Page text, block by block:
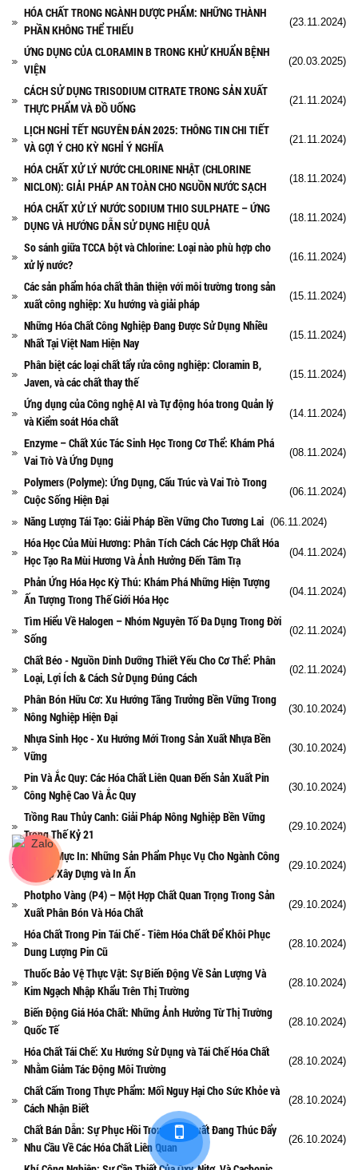
HÓA CHẤT TRONG NGÀNH DƯỢC PHẨM: NHỮNG THÀNH
PHẦN KHÔNG THỂ THIẾU
(23.11.2024)
ỨNG DỤNG CỦA CLORAMIN B TRONG KHỬ KHUẨN BỆNH
VIỆN
(20.03.2025)
CÁCH SỬ DỤNG TRISODIUM CITRATE TRONG SẢN XUẤT
THỰC PHẨM VÀ ĐỒ UỐNG
(21.11.2024)
LỊCH NGHỈ TẾT NGUYÊN ĐÁN 2025: THÔNG TIN CHI TIẾT
VÀ GỢI Ý CHO KỲ NGHỈ Ý NGHĨA
(21.11.2024)
HÓA CHẤT XỬ LÝ NƯỚC CHLORINE NHẬT (CHLORINE
NICLON): GIẢI PHÁP AN TOÀN CHO NGUỒN NƯỚC SẠCH
(18.11.2024)
HÓA CHẤT XỬ LÝ NƯỚC SODIUM THIO SULPHATE – ỨNG
DỤNG VÀ HƯỚNG DẪN SỬ DỤNG HIỆU QUẢ
(18.11.2024)
So sánh giữa TCCA bột và Chlorine: Loại nào phù hợp cho
xử lý nước?
(16.11.2024)
Các sản phẩm hóa chất thân thiện với môi trường trong sản
xuất công nghiệp: Xu hướng và giải pháp
(15.11.2024)
Những Hóa Chất Công Nghiệp Đang Được Sử Dụng Nhiều
Nhất Tại Việt Nam Hiện Nay
(15.11.2024)
Phân biệt các loại chất tẩy rửa công nghiệp: Cloramin B,
Javen, và các chất thay thế
(15.11.2024)
Ứng dụng của Công nghệ AI và Tự động hóa trong Quản lý
và Kiểm soát Hóa chất
(14.11.2024)
Enzyme – Chất Xúc Tác Sinh Học Trong Cơ Thể: Khám Phá
Vai Trò Và Ứng Dụng
(08.11.2024)
Polymers (Polyme): Ứng Dụng, Cấu Trúc và Vai Trò Trong
Cuộc Sống Hiện Đại
(06.11.2024)
Năng Lượng Tái Tạo: Giải Pháp Bền Vững Cho Tương Lai (06.11.2024)
Hóa Học Của Mùi Hương: Phân Tích Cách Các Hợp Chất Hóa
Học Tạo Ra Mùi Hương Và Ảnh Hưởng Đến Tâm Trạ
(04.11.2024)
Phản Ứng Hóa Học Kỳ Thú: Khám Phá Những Hiện Tượng
Ấn Tượng Trong Thế Giới Hóa Học
(04.11.2024)
Tìm Hiểu Về Halogen – Nhóm Nguyên Tố Đa Dụng Trong Đời
Sống
(02.11.2024)
Chất Béo - Nguồn Dinh Dưỡng Thiết Yếu Cho Cơ Thể: Phân
Loại, Lợi Ích & Cách Sử Dụng Đúng Cách
(02.11.2024)
Phân Bón Hữu Cơ: Xu Hướng Tăng Trưởng Bền Vững Trong
Nông Nghiệp Hiện Đại
(30.10.2024)
Nhựa Sinh Học - Xu Hướng Mới Trong Sản Xuất Nhựa Bền
Vững
(30.10.2024)
Pin Và Ắc Quy: Các Hóa Chất Liên Quan Đến Sản Xuất Pin
Công Nghệ Cao Và Ắc Quy
(30.10.2024)
Trồng Rau Thủy Canh: Giải Pháp Nông Nghiệp Bền Vững
Trong Thế Kỷ 21
(29.10.2024)
Sơn và Mực In: Những Sản Phẩm Phục Vụ Cho Ngành Công
Nghiệp Xây Dựng và In Ấn
(29.10.2024)
Photpho Vàng (P4) – Một Hợp Chất Quan Trọng Trong Sản
Xuất Phân Bón Và Hóa Chất
(29.10.2024)
Hóa Chất Trong Pin Tái Chế - Tiêm Hóa Chất Để Khôi Phục
Dung Lượng Pin Cũ
(28.10.2024)
Thuốc Bảo Vệ Thực Vật: Sự Biến Động Về Sản Lượng Và
Kim Ngạch Nhập Khẩu Trên Thị Trường
(28.10.2024)
Biến Động Giá Hóa Chất: Những Ảnh Hưởng Từ Thị Trường
Quốc Tế
(28.10.2024)
Hóa Chất Tái Chế: Xu Hướng Sử Dụng và Tái Chế Hóa Chất
Nhằm Giảm Tác Động Môi Trường
(28.10.2024)
Chất Cấm Trong Thực Phẩm: Mối Nguy Hại Cho Sức Khỏe và
Cách Nhận Biết
(28.10.2024)
Chất Bán Dẫn: Sự Phục Hồi Trong Sản Xuất Đang Thúc Đẩy
Nhu Cầu Về Các Hóa Chất Liên Quan
(26.10.2024)